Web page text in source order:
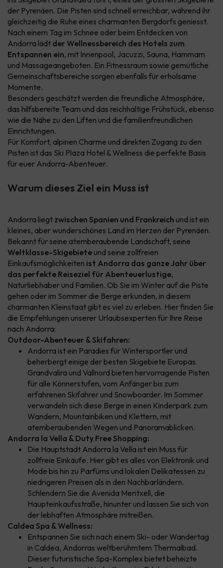
der Pyrenäen. Die Pisten sind schnell erreichbar, während ihr
gleichzeitig die Ruhe eines charmanten Bergdorfs geniesst.
Nach einem Tag im Schnee oder beim Entdecken von
Andorra lädt der Wellnessbereich des Hotels zum
Entspannen ein, mit Innenpool, Jacuzzi, Sauna, Hammam
und Massageangeboten. Ein Fitnessraum sowie gemütliche
Gemeinschaftsbereiche sorgen ebenfalls für erholsame
Momente.
Besonders geschätzt werden die freundliche Atmosphäre,
das hilfsbereite Team und das reichhaltige Frühstück, ebenso
wie die Nähe zu den Liften und die familienfreundlichen
Einrichtungen.
Für Komfort, alpinen Charme und direkten Zugang zu den
Pisten ist das Ski Plaza Hotel & Wellness die perfekte Basis
für euer Andorra-Abenteuer.
Warum dieses Ziel ein Muss ist
Andorra liegt zwischen Spanien und Frankreich und ist ein
kleines, aber wunderschönes Land im Herzen der Pyrenäen.
Bekannt für seine atemberaubende Landschaft, seine
Weltklasse-Skigebiete und seine zollfreien
Einkaufsmöglichkeiten ist Andorra das ganze Jahr über
das perfekte Reiseziel für Abenteuerlustige,
Naturliebhaber und Familien. Ob Sie im Winter auf die Piste
gehen oder im Sommer die Berge erkunden, in diesem
charmanten Kleinstaat gibt es viel zu erleben. Hier finden Sie
die Empfehlungen unserer Urlaubsexperten für Ihre Reise
nach Andorra:
Outdoor-Abenteuer & Skifahren:
Andorra ist ein Paradies für Wintersportler und
beherbergt einige der besten Skigebiete Europas.
Grandvalira und Vallnord bieten hervorragende Pisten
für alle Könnerstufen, vom Anfänger bis zum
erfahrenen Skifahrer und Snowboarder. Im Sommer
verwandeln sich diese Berge in einen Kinderpark zum
Wandern, Mountainbiken und Klettern, mit
atemberaubenden Wegen und Panoramablicken.
Andorra la Vella & Duty Free Shopping:
Die Hauptstadt Andorra la Vella ist ein Muss für
zollfreie Einkäufe. Hier gibt es alles von Elektronik und
Mode bis hin zu Parfüms und lokalen Delikatessen zu
niedrigeren Preisen als in den Nachbarländern.
Schlendern Sie die Avenida Meritxell, die
Haupteinkaufsstraße, hinunter und lassen Sie sich von
der lebhaften Atmosphäre mitreißen.
Caldea Spa & Wellness:
Entspannen Sie sich nach einem Ski- oder Wandertag
in Caldea, Andorras weltberühmtem Thermalbad.
Dieser futuristische Spa-Komplex bietet beheizte